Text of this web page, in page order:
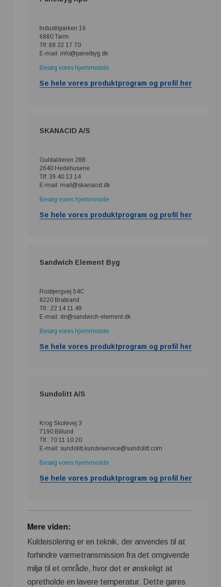
Industriparken 16
6880 Tarm
Tlf.:88 32 17 70
E-mail: info@panelbyg.dk
Besøg vores hjemmeside
Se hele vores produktprogram og profil her
SKANACID A/S
Guldalderen 28B
2640 Hedehusene
Tlf: 39 40 13 14
E-mail: mail@skanacid.dk
Besøg vores hjemmeside
Se hele vores produktprogram og profil her
Sandwich Element Byg
Rosbjergvej 54C
8220 Brabrand
Tlf.: 22 14 11 49
E-mail: dn@sandwich-element.dk
Besøg vores hjemmeside
Se hele vores produktprogram og profil her
Sundolitt A/S
Krog Skolevej 3
7190 Billund
Tlf.: 70 11 10 20
E-mail: sundolitt.kundeservice@sundolitt.com
Besøg vores hjemmeside
Se hele vores produktprogram og profil her
Mere viden:
Kuldeisolering er en teknik, der anvendes til at
forhindre varmetransmission fra det omgivende
miljø til et område, hvor det er ønskeligt at
opretholde en lavere temperatur. Dette gøres